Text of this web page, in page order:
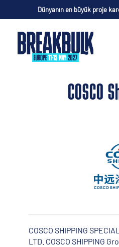
Dünyanın en büyük proje
COSCO
COSCO SHIPPING
LTD. COSCO SHIPPING